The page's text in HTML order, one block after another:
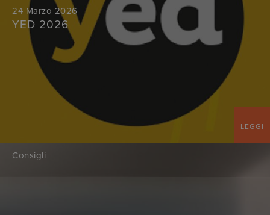
24 Marzo 2026
YED 2026
LEGGI
Consigli